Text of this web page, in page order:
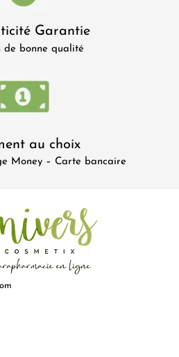
Garantie
de bonne qualité
au choix
Money – Carte bancaire